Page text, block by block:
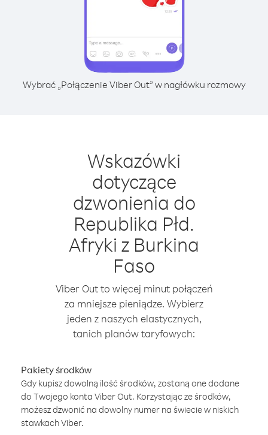
Wybrać „Połączenie Viber Out” w nagłówku rozmowy
Wskazówki
dotyczące
dzwonienia do
Republika Płd.
Afryki z Burkina
Faso
Viber Out to więcej minut połączeń
za mniejsze pieniądze. Wybierz
jeden z naszych elastycznych,
tanich planów taryfowych:
Pakiety środków
Gdy kupisz dowolną ilość środków, zostaną one dodane
do Twojego konta Viber Out. Korzystając ze środków,
możesz dzwonić na dowolny numer na świecie w niskich
stawkach Viber.